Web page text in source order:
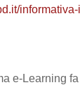
e-Learning